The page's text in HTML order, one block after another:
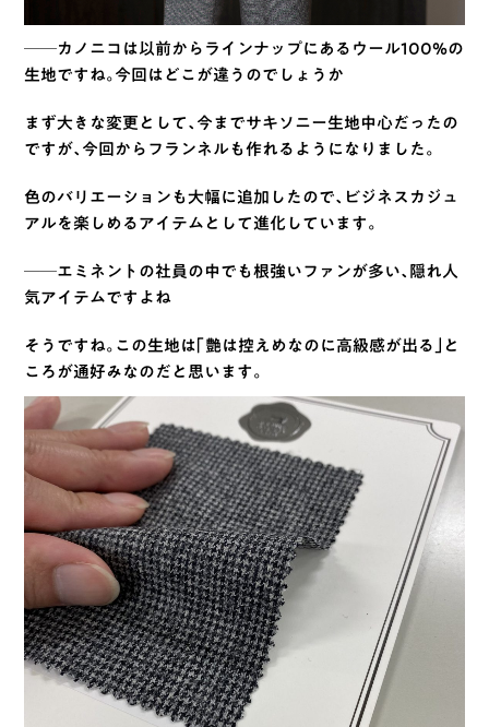
──カノニコは以前からラインナップにあるウール100%の
生地ですね。今回はどこが違うのでしょうか
まず大きな変更として、今までサキソニー生地中心だったの
ですが、今回からフランネルも作れるようになりました。
色のバリエーションも大幅に追加したので、ビジネスカジュ
アルを楽しめるアイテムとして進化しています。
──エミネントの社員の中でも根強いファンが多い、隠れ人
気アイテムですよね
そうですね。この生地は「艶は控えめなのに高級感が出る」と
ころが通好みなのだと思います。